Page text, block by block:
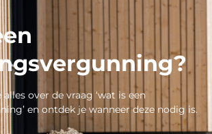
over de vraag ‘wat is een
en ontdek je wanneer deze nodig is.